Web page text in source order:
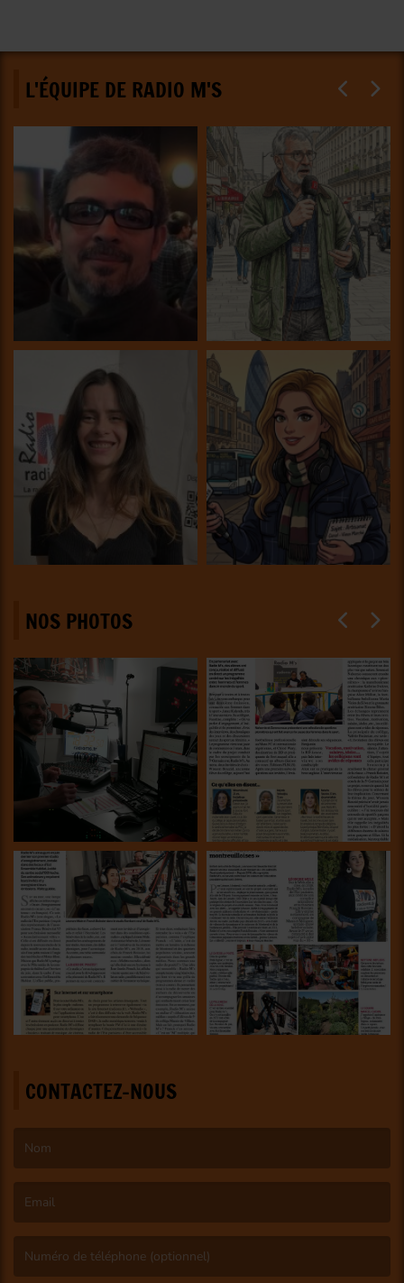
L'ÉQUIPE DE RADIO M'S
NOS PHOTOS
CONTACTEZ-NOUS